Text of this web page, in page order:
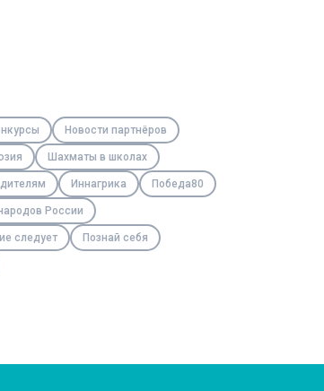
Новости партнёров
Шахматы в школах
Иннагрика Победа80
России
следует Познай себя